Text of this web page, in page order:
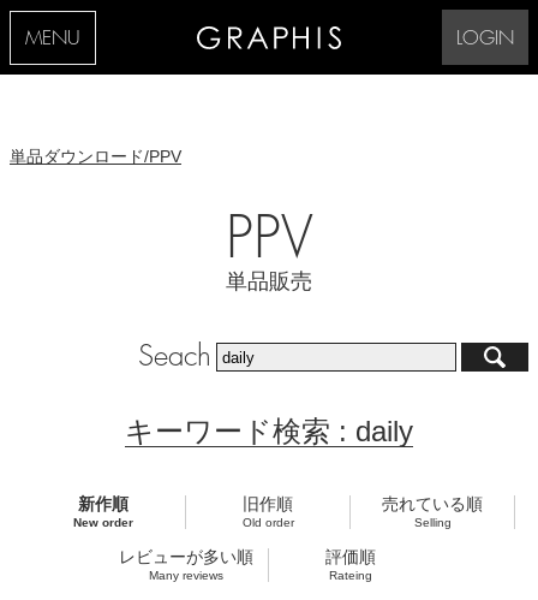
MENU LOGIN
単品ダウンロード/PPV
PPV
単品販売
Seach
キーワード検索 : daily
新作順
New order
旧作順
Old order
売れている順
Selling
レビューが多い順
Many reviews
評価順
Rateing